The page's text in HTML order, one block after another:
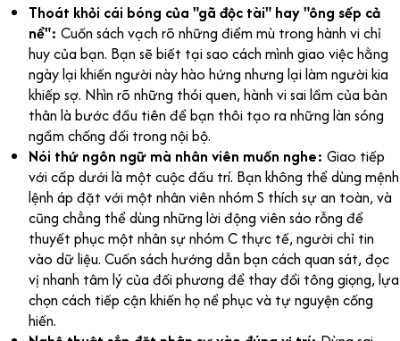
Thoát khỏi cái bóng của "gã độc tài" hay "ông sếp cả
nể": Cuốn sách vạch rõ những điểm mù trong hành vi chỉ
huy của bạn. Bạn sẽ biết tại sao cách mình giao việc hằng
ngày lại khiến người này hào hứng nhưng lại làm người kia
khiếp sợ. Nhìn rõ những thói quen, hành vi sai lầm của bản
thân là bước đầu tiên để bạn thôi tạo ra những làn sóng
ngầm chống đối trong nội bộ.
Nói thứ ngôn ngữ mà nhân viên muốn nghe: Giao tiếp
với cấp dưới là một cuộc đấu trí. Bạn không thể dùng mệnh
lệnh áp đặt với một nhân viên nhóm S thích sự an toàn, và
cũng chẳng thể dùng những lời động viên sáo rỗng để
thuyết phục một nhân sự nhóm C thực tế, người chỉ tin
vào dữ liệu. Cuốn sách hướng dẫn bạn cách quan sát, đọc
vị nhanh tâm lý của đối phương để thay đổi tông giọng, lựa
chọn cách tiếp cận khiến họ nể phục và tự nguyện cống
hiến.